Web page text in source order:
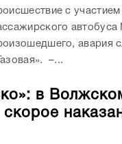
с
авария
–...
в